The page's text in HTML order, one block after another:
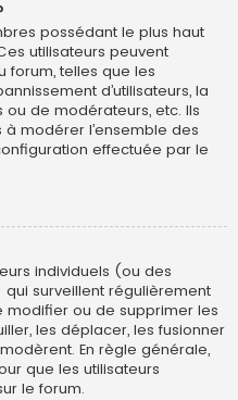
possédant le plus haut
utilisateurs peuvent
forum, telles que les
d’utilisateurs, la
ou de modérateurs, etc. Ils
modérer l’ensemble des
effectuée par le
individuels (ou des
qui surveillent régulièrement
modifier ou de supprimer les
les déplacer, les fusionner
En règle générale,
que les utilisateurs
le forum.